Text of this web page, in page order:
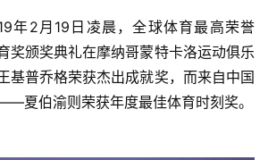
颁奖典礼在摩纳哥蒙特卡洛运动俱乐
基普乔格荣获杰出成就奖，而来自中国
夏伯渝则荣获年度最佳体育时刻奖。